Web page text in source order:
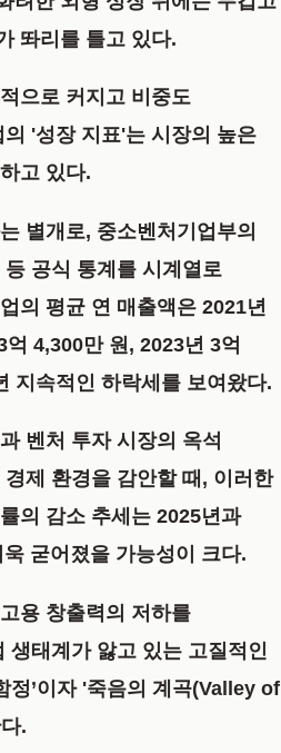
똬리를 틀고 있다.
으로 커지고 비중도
'성장 지표'는 시장의 높은
고 있다.
별개로, 중소벤처기업부의
등 공식 통계를 시계열로
의 평균 연 매출액은 2021년
4,300만 원, 2023년 3억
지속적인 하락세를 보여왔다.
벤처 투자 시장의 옥석
제 환경을 감안할 때, 이러한
의 감소 추세는 2025년과
굳어졌을 가능성이 크다.
용 창출력의 저하를
생태계가 앓고 있는 고질적인
정’이자 '죽음의 계곡(Valley of
.